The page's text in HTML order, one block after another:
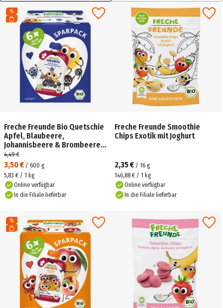
Freche Freunde Bio Quetschie
Apfel, Blaubeere,
Johannisbeere & Brombeere
Sparpack
3,50 € / 600 g
4,49 €
5,83 € / 1 kg
Online verfügbar
In die Filiale lieferbar
Freche Freunde Smoothie
Chips Exotik mit Joghurt
2,35 € / 16 g
146,88 € / 1 kg
Online verfügbar
In die Filiale lieferbar